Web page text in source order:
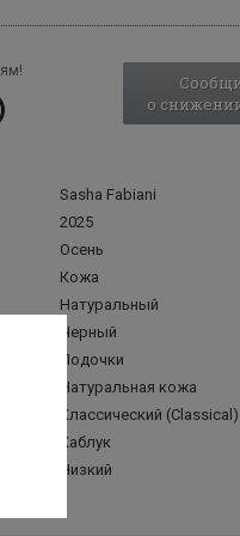
о
Sasha Fabiani
2025
Осень
Кожа
Натуральный
Черный
Лодочки
Натуральная кожа
Классический (Classical)
Каблук
Низкий